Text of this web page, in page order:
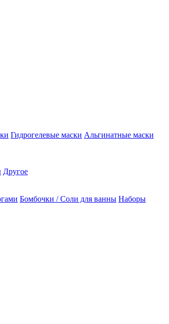
Гидрогелевые маски Альгинатные маски
Другое
Бомбочки / Соли для ванны Наборы